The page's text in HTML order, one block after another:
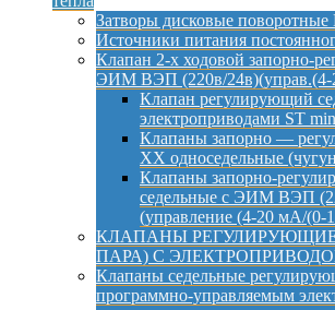
Затворы дисковые
Источники питания
Клапан 2-х ходовой запорно-
ЭИМ ВЭП (220в/
Клапан регулирующий
электроприводами ST
Клапаны запорно —
ХХ односедельные
Клапаны запорно-
седельные с ЭИМ ВЭП
(управление (4-20 мА/(0-
КЛАПАНЫ
ПАРА) С
Клапаны седельные
программно-управляемым